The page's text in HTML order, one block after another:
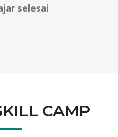
selesai
CAMP